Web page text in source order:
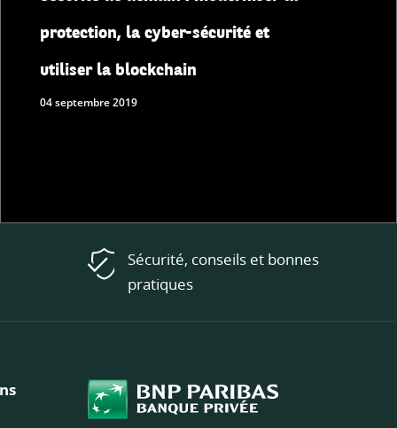
protection, la cyber-sécurité et
utiliser la blockchain
04 septembre 2019
Sécurité, conseils et bonnes
pratiques